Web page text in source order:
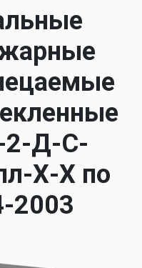
2-Д-С-
Х-Х по
2003